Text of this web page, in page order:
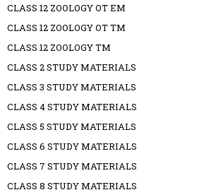
CLASS 12 ZOOLOGY OT EM
CLASS 12 ZOOLOGY OT TM
CLASS 12 ZOOLOGY TM
CLASS 2 STUDY MATERIALS
CLASS 3 STUDY MATERIALS
CLASS 4 STUDY MATERIALS
CLASS 5 STUDY MATERIALS
CLASS 6 STUDY MATERIALS
CLASS 7 STUDY MATERIALS
CLASS 8 STUDY MATERIALS